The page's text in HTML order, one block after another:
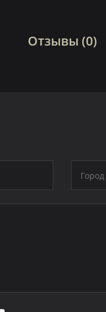
Отзывы (0)